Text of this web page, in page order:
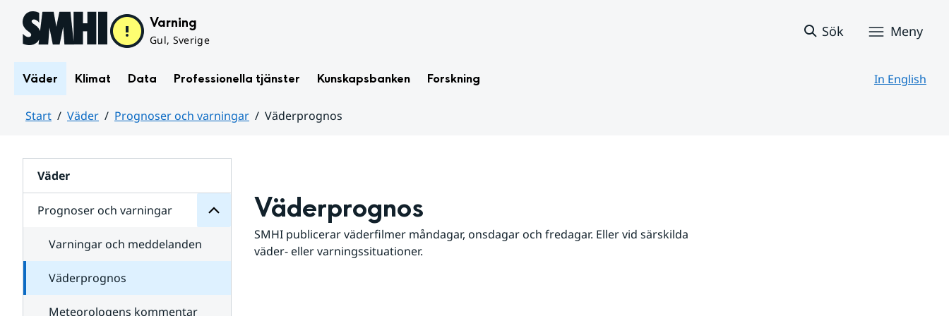
Hoppa till sidans innehåll Varning
Gul, Sverige
Sök Meny
Väder Klimat Data Professionella tjänster Kunskapsbanken Forskning In English
Start Väder Prognoser och varningar
Väderprognos
Väder
Prognoser och varningar
för
varningar
Varningar och meddelanden
Väderprognos
Meteorologens kommentar
Väderprognos
SMHI publicerar väderfilmer måndagar, onsdagar och fredagar. Eller vid särskilda
väder- eller varningssituationer.